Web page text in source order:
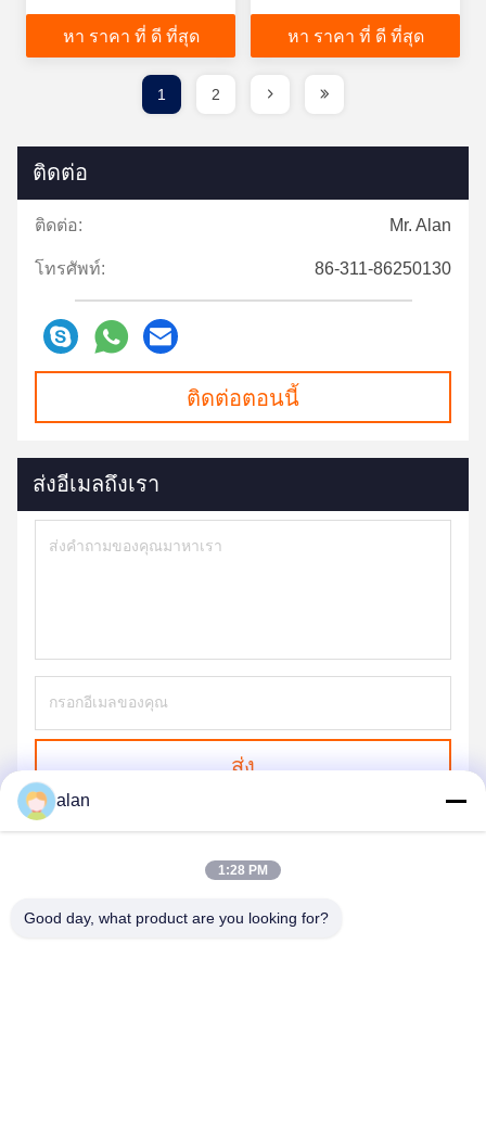
Loadsfunction gtElInit()
{var lib = new
'th', function () {});}
หา ราคา ที่ ดี ที่สุด
Opening Range
หา ราคา ที่ ดี ที่สุด
1 2
ติดต่อ
ติดต่อ: Mr. Alan
โทรศัพท์: 86-311-86250130
ติดต่อตอนนี้
ส่งอีเมลถึงเรา
ส่ง
alan
1:28 PM
Good day, what product are you looking for?